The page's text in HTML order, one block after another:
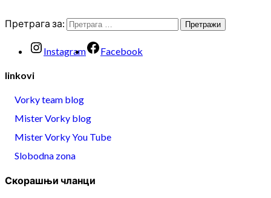
Претрага за:
Instagram Facebook
linkovi
Vorky team blog
Mister Vorky blog
Mister Vorky You Tube
Slobodna zona
Скорашњи чланци